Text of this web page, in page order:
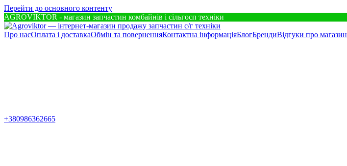
Перейти до основного контенту
AGROVIKTOR - магазин запчастин комбайнів і сільгосп техніки
Про насОплата і доставкаОбмін та поверненняКонтактна інформаціяБлогБрендиВідгуки про магазин
+380986362665